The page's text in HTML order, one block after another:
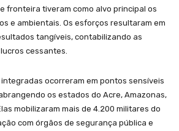
fronteira tiveram como alvo principal os
e ambientais. Os esforços resultaram em
tangíveis, contabilizando as
cessantes.
ocorreram em pontos sensíveis
os estados do Acre, Amazonas,
mobilizaram mais de 4.200 militares do
com órgãos de segurança pública e